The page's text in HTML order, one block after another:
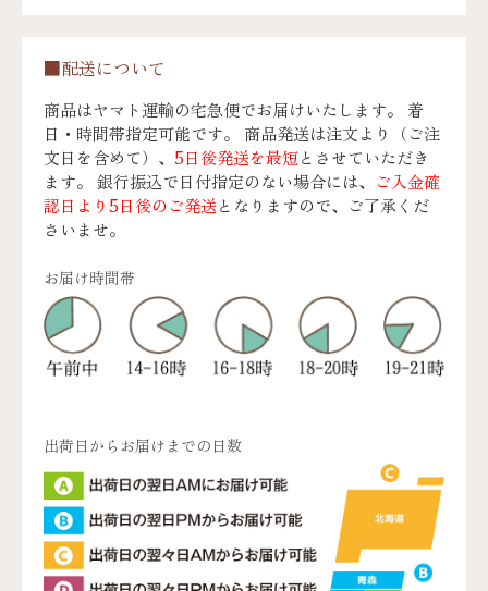
■配送について
商品はヤマト運輸の宅急便でお届けいたします。 着
日・時間帯指定可能です。 商品発送は注文より（ご注
文日を含めて）、 5日後発送を最短とさせていただき
ます。 銀行振込で日付指定のない場合には、
ご入金確
認日より5日後のご発送となりますので、ご了承くだ
さいませ。
お届け時間帯
出荷日からお届けまでの日数